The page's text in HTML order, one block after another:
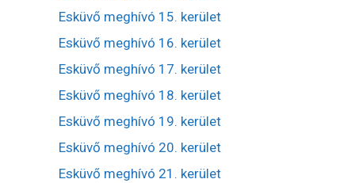
Esküvő meghívó 15. kerület
Esküvő meghívó 16. kerület
Esküvő meghívó 17. kerület
Esküvő meghívó 18. kerület
Esküvő meghívó 19. kerület
Esküvő meghívó 20. kerület
Esküvő meghívó 21. kerület